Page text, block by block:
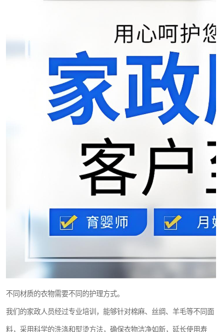
不同材质的衣物需要不同的护理方式。
我们的家政人员经过专业培训，能够针对棉麻、丝绸、羊毛等不同面
料，采用科学的洗涤和熨烫方法，确保衣物洁净如新，延长使用寿